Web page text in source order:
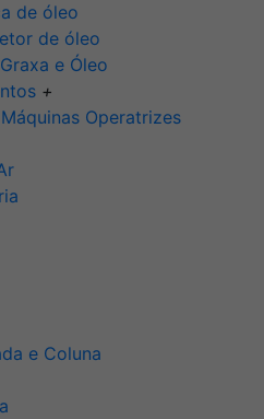
de óleo
de óleo
e Óleo
+
Operatrizes
e Coluna